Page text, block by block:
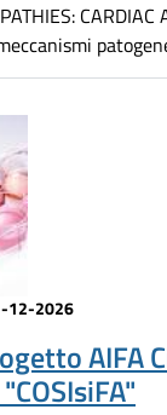
12-2026